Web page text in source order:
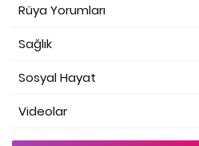
Rüya Yorumları
Sağlık
Sosyal Hayat
Videolar